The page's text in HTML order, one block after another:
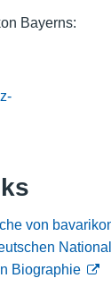
Alle
Bayerns:
von
Biographie